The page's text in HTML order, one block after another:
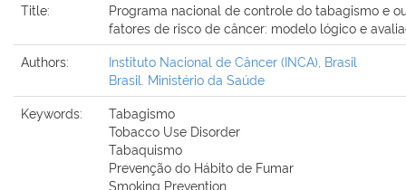
Title:
Programa nacional de controle do tabagismo e
fatores de risco de câncer: modelo lógico e
Authors:
Instituto Nacional de Câncer (INCA), Brasil
Brasil. Ministério da Saúde
Keywords:
Tabagismo
Tobacco Use Disorder
Tabaquismo
Prevenção do Hábito de Fumar
Smoking Prevention